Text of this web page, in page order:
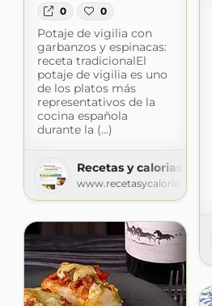
0 0
Potaje de vigilia con
garbanzos y espinacas:
receta tradicionalEl
potaje de vigilia es uno
de los platos más
representativos de la
cocina española
durante la (...)
Recetas y calorias
www.recetasycalorias.com